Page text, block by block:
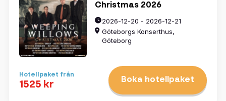
Christmas 2026
2026-12-20 - 2026-12-21
Göteborgs Konserthus,
Göteborg
Hotellpaket från
1525 kr Boka hotellpaket